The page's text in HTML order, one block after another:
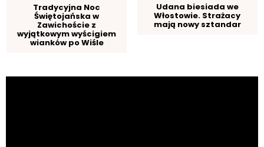
Tradycyjna Noc
Świętojańska w
Zawichoście z
wyjątkowym wyścigiem
wianków po Wiśle
Udana biesiada we
Włostowie. Strażacy
mają nowy sztandar